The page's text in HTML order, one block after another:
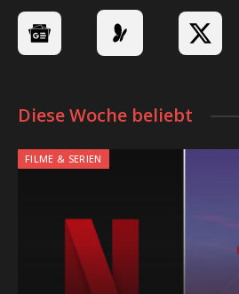
Diese Woche beliebt
FILME & SERIEN